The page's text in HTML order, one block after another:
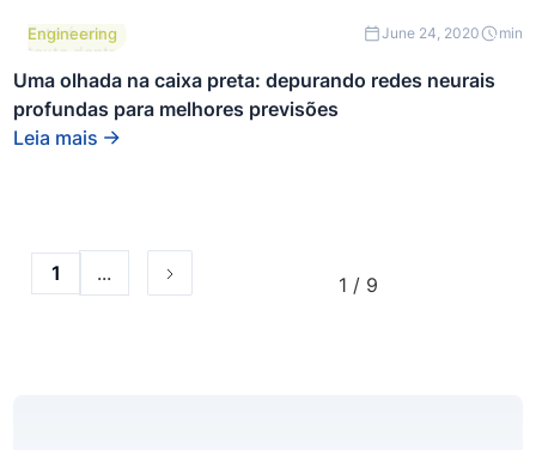
Este é um
texto dentro
de um bloco
div.
Engineering June 24, 2020 min
Uma olhada na caixa preta: depurando redes neurais
profundas para melhores previsões
Leia mais
1 ... 1 / 9